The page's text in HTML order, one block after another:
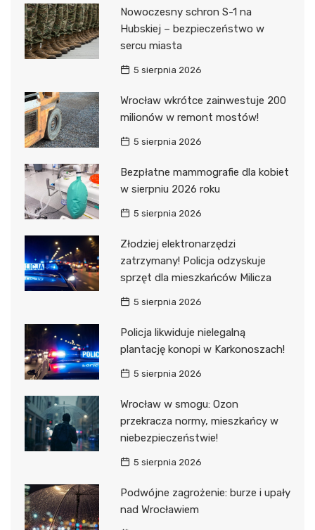
Nowoczesny schron S-1 na
Hubskiej – bezpieczeństwo w
sercu miasta
5 sierpnia 2026
Wrocław wkrótce zainwestuje 200
milionów w remont mostów!
5 sierpnia 2026
Bezpłatne mammografie dla kobiet
w sierpniu 2026 roku
5 sierpnia 2026
Złodziej elektronarzędzi
zatrzymany! Policja odzyskuje
sprzęt dla mieszkańców Milicza
5 sierpnia 2026
Policja likwiduje nielegalną
plantację konopi w Karkonoszach!
5 sierpnia 2026
Wrocław w smogu: Ozon
przekracza normy, mieszkańcy w
niebezpieczeństwie!
5 sierpnia 2026
Podwójne zagrożenie: burze i upały
nad Wrocławiem